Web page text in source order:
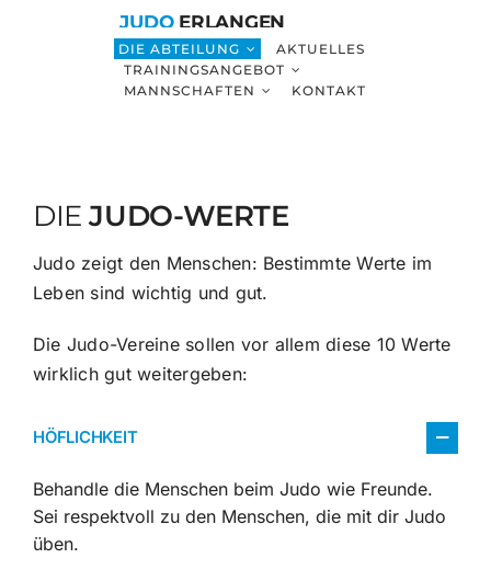
JUDOERLANGEN
DIE ABTEILUNG
AKTUELLES
TRAININGSANGEBOT
MANNSCHAFTEN
KONTAKT
DIEJUDO-WERTE
Judo zeigt den Menschen: Bestimmte Werte im
Leben sind wichtig und gut.
Die Judo-Vereine sollen vor allem diese 10 Werte
wirklich gut weitergeben:
HÖFLICHKEIT
Behandle die Menschen beim Judo wie Freunde.
Sei respektvoll zu den Menschen, die mit dir Judo
üben.